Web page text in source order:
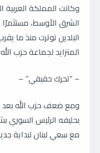
وكانت المملكة
الشرق الأوسط، مستثمرًا
البلدين توترت منذ ما
المتزايد لجماعة حزب
– “تحرك حقيقي” –
ومع ضعف حزب الله بعد
بحليفه الرئيس السوري
مع سعي لبنان لبداية